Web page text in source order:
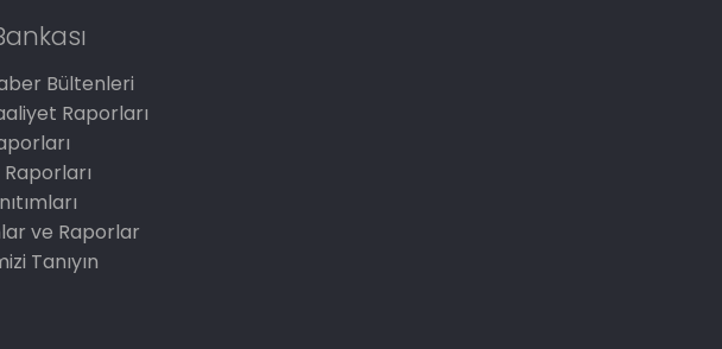
Bültenleri
Raporları
ve Raporlar
Tanıyın